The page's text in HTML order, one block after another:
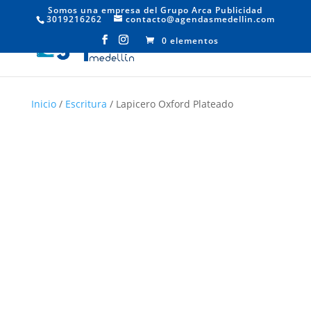
Somos una empresa del Grupo Arca Publicidad
3019216262
contacto@agendasmedellin.com
0 elementos
Inicio/ Escritura / Lapicero Oxford Plateado